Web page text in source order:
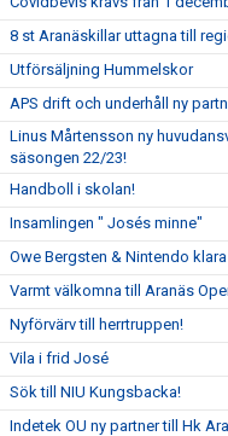
8 st Aranäskillar uttagna till
Utförsäljning Hummelskor
APS drift och underhåll ny
Linus Mårtensson ny
säsongen 22/23!
Handboll i skolan!
Insamlingen " Josés minne"
Owe Bergsten & Nintendo
Varmt välkomna till Aranäs
Nyförvärv till herrtruppen!
Vila i frid José
Sök till NIU Kungsbacka!
Indetek OU ny partner till Hk